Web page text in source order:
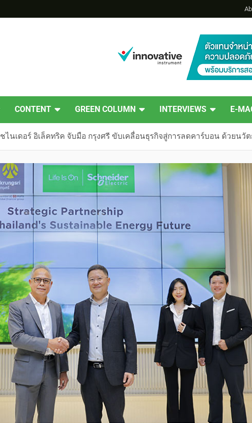
CONTENT GREEN COLUMN INTERVIEWS E-
ชไนเดอร์ อิเล็คทริค จับมือ กรุงศรี ขับเคลื่อนธุรกิจสู่การลดคาร์บอน ด้วยนวั